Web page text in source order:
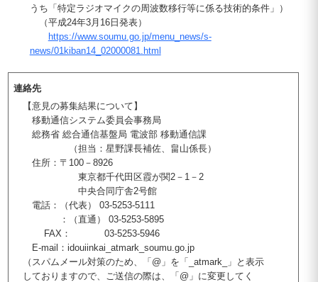
うち「特定ラジオマイクの周波数移行等に係る技術的条件」）
（平成24年3月16日発表）
https://www.soumu.go.jp/menu_news/s-
news/01kiban14_02000081.html
連絡先
【意見の募集結果について】
移動通信システム委員会事務局
総務省 総合通信基盤局 電波部 移動通信課
（担当：星野課長補佐、畠山係長）
住所：〒100－8926
東京都千代田区霞が関2－1－2
中央合同庁舎2号館
電話：（代表） 03-5253-5111
：（直通） 03-5253-5895
FAX： 03-5253-5946
E-mail：idouiinkai_atmark_soumu.go.jp
（スパムメール対策のため、「@」を「_atmark_」と表示
しておりますので、ご送信の際は、「@」に変更してく